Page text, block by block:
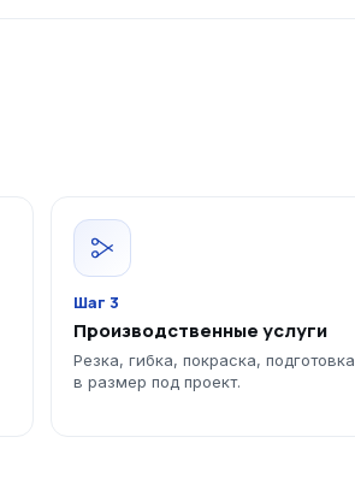
Шаг 3
Производственные услуги
Резка, гибка, покраска, подготовка
в размер под проект.